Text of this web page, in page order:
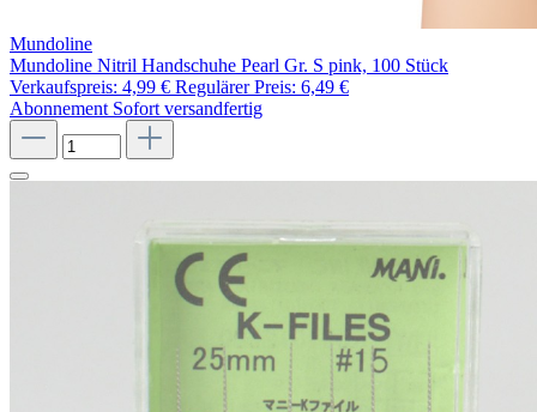
Mundoline
Mundoline Nitril Handschuhe Pearl Gr. S pink, 100 Stück
Verkaufspreis: 4,99 € Regulärer Preis: 6,49 €
Abonnement Sofort versandfertig